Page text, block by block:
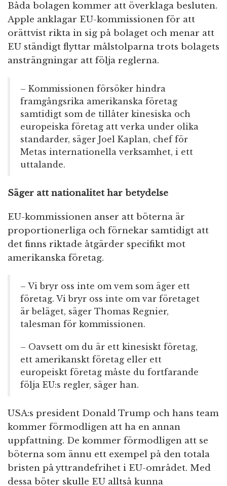
Båda bolagen kommer att överklaga besluten.
Apple anklagar EU-kommissionen för att
orättvist rikta in sig på bolaget och menar att
EU ständigt flyttar målstolparna trots bolagets
ansträngningar att följa reglerna.
– Kommissionen försöker hindra
framgångsrika amerikanska företag
samtidigt som de tillåter kinesiska och
europeiska företag att verka under olika
standarder, säger Joel Kaplan, chef för
Metas internationella verksamhet, i ett
uttalande.
Säger att nationalitet har betydelse
EU-kommissionen anser att böterna är
proportionerliga och förnekar samtidigt att
det finns riktade åtgärder specifikt mot
amerikanska företag.
– Vi bryr oss inte om vem som äger ett
företag. Vi bryr oss inte om var företaget
är beläget, säger Thomas Regnier,
talesman för kommissionen.
– Oavsett om du är ett kinesiskt företag,
ett amerikanskt företag eller ett
europeiskt företag måste du fortfarande
följa EU:s regler, säger han.
USA:s president Donald Trump och hans team
kommer förmodligen att ha en annan
uppfattning. De kommer förmodligen att se
böterna som ännu ett exempel på den totala
bristen på yttrandefrihet i EU-området. Med
dessa böter skulle EU alltså kunna